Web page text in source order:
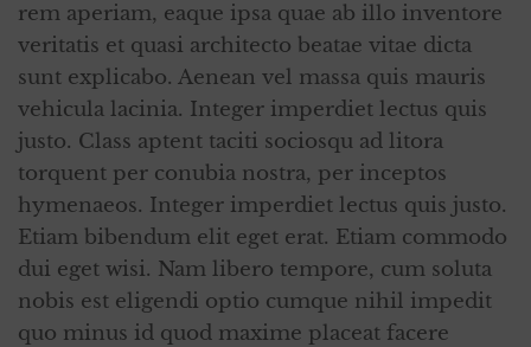
rem aperiam, eaque ipsa quae ab illo inventore
veritatis et quasi architecto beatae vitae dicta
sunt explicabo. Aenean vel massa quis mauris
vehicula lacinia. Integer imperdiet lectus quis
justo. Class aptent taciti sociosqu ad litora
torquent per conubia nostra, per inceptos
hymenaeos. Integer imperdiet lectus quis justo.
Etiam bibendum elit eget erat. Etiam commodo
dui eget wisi. Nam libero tempore, cum soluta
nobis est eligendi optio cumque nihil impedit
quo minus id quod maxime placeat facere